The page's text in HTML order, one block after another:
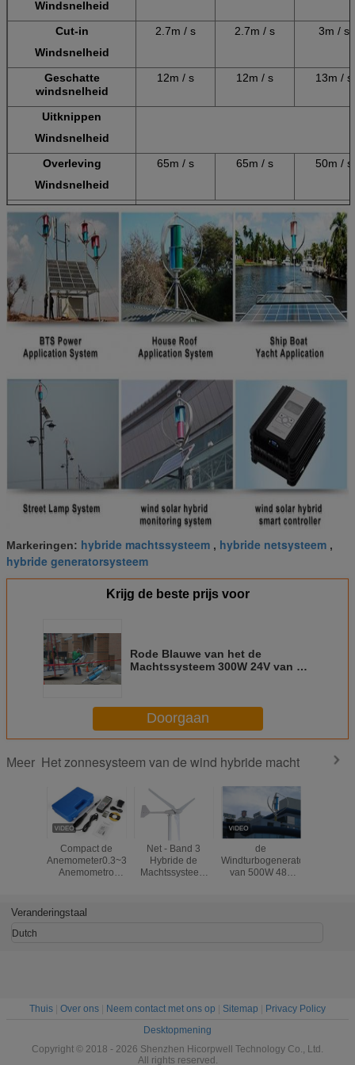
Windsnelheid
Cut-in
Windsnelheid
2.7m / s 2.7m / s 3m / s
Geschatte
windsnelheid
12m / s 12m / s 13m / s
Uitknippen
Windsnelheid
Overleving
Windsnelheid
65m / s 65m / s 50m / s
Generator Type
controleur
Uitgangsspanning
12V of 24V 12V of 24V 24V of
controleur
Uitgangsstroom
<20Amp <20Amp <30
controleur
Remsysteem
Automatische
.
Markeringen: hybride machtssysteem , hybride netsysteem ,
hybride generatorsysteem
Krijg de beste prijs voor
Rode Blauwe van het de
Machtssysteem 300W 24V van de
Doorgaan
Meer Het zonnesysteem van de wind hybride macht
Compact de
Anemometer0.3~30m/s
Anemometro
Windsnelheid
Net - Band 3
Hybride de
Machtssysteem
de
Windturbogenerator
van 500W 48v
Veranderingstaal
Dutch
Thuis Over ons Neem contact met ons op Sitemap
Privacy Policy
Desktopmening
Copyright © 2018 - 2026 Shenzhen Hicorpwell Technology Co., Ltd.
All rights reserved.